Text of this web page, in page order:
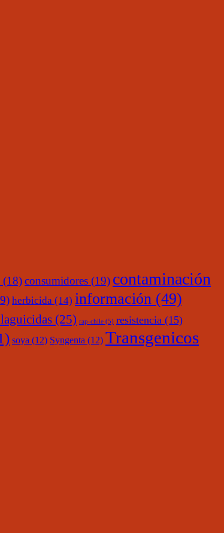
(18)consumidores (19) contaminación
herbicida (14) información (49)
(25) rap-chile (5) resistencia (15)
soya (12) Syngenta (12) Transgenicos